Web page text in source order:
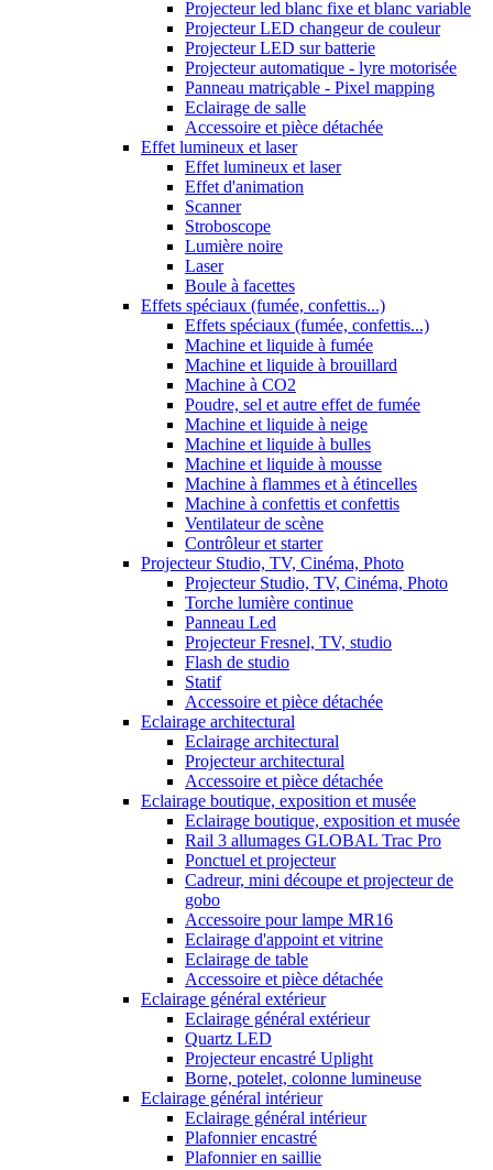
Projecteur led blanc fixe et blanc variable
Projecteur LED changeur de couleur
Projecteur LED sur batterie
Projecteur automatique - lyre motorisée
Panneau matriçable - Pixel mapping
Eclairage de salle
Accessoire et pièce détachée
Effet lumineux et laser
Effet lumineux et laser
Effet d'animation
Scanner
Stroboscope
Lumière noire
Laser
Boule à facettes
Effets spéciaux (fumée, confettis...)
Effets spéciaux (fumée, confettis...)
Machine et liquide à fumée
Machine et liquide à brouillard
Machine à CO2
Poudre, sel et autre effet de fumée
Machine et liquide à neige
Machine et liquide à bulles
Machine et liquide à mousse
Machine à flammes et à étincelles
Machine à confettis et confettis
Ventilateur de scène
Contrôleur et starter
Projecteur Studio, TV, Cinéma, Photo
Projecteur Studio, TV, Cinéma, Photo
Torche lumière continue
Panneau Led
Projecteur Fresnel, TV, studio
Flash de studio
Statif
Accessoire et pièce détachée
Eclairage architectural
Eclairage architectural
Projecteur architectural
Accessoire et pièce détachée
Eclairage boutique, exposition et musée
Eclairage boutique, exposition et musée
Rail 3 allumages GLOBAL Trac Pro
Ponctuel et projecteur
Cadreur, mini découpe et projecteur de
gobo
Accessoire pour lampe MR16
Eclairage d'appoint et vitrine
Eclairage de table
Accessoire et pièce détachée
Eclairage général extérieur
Eclairage général extérieur
Quartz LED
Projecteur encastré Uplight
Borne, potelet, colonne lumineuse
Eclairage général intérieur
Eclairage général intérieur
Plafonnier encastré
Plafonnier en saillie